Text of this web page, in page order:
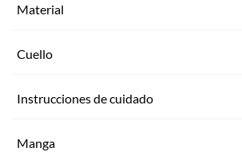
Material
Cuello
Instrucciones de cuidado
Manga